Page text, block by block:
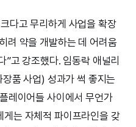
다고 무리하게 사업을 확장
려 약을 개발하는 데 어려움
”고 강조했다. 임동락 애널리
품 사업) 성과가 썩 좋지는
레이어들 사이에서 무언가
는 자체적 파이프라인을 갖